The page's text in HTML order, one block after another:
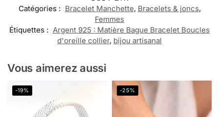
Catégories : Bracelet Manchette, Bracelets & joncs,
Femmes
Étiquettes : Argent 925 : Matière Bague Bracelet Boucles
d'oreille collier, bijou artisanal
Vous aimerez aussi
-19% -25%